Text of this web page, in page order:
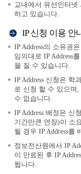
교내에서 유선인터넷
하고 있습니다.
IP 신청 이용 안
IP Address의 소유권
임의대로 IP Address
을 질 수 있습니다.
IP Address 신청은 학
로 신청 할 수 있으며
수 없습니다.
IP Address 배정은 신
기간만큰 연장)이 소
될 경우 IP Address를
정보전산원에서 IP
이 만료된 후 IP
됩니다.